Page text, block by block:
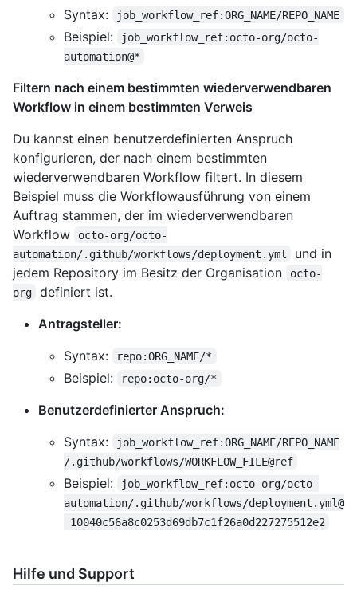
Syntax:
job_workflow_ref:ORG_NAME/REPO_NAME
Beispiel:
job_workflow_ref:octo-org/octo-
automation@*
Filtern nach einem bestimmten wiederverwendbaren
Workflow in einem bestimmten Verweis
Du kannst einen benutzerdefinierten Anspruch
konfigurieren, der nach einem bestimmten
wiederverwendbaren Workflow filtert. In diesem
Beispiel muss die Workflowausführung von einem
Auftrag stammen, der im wiederverwendbaren
Workflow
octo-org/octo-
automation/.github/workflows/deployment.yml
und in
jedem Repository im Besitz der Organisation
octo-
org
definiert ist.
Antragsteller:
Syntax:
repo:ORG_NAME/*
Beispiel: repo:octo-org/*
Benutzerdefinierter Anspruch:
Syntax:
job_workflow_ref:ORG_NAME/REPO_NAME
/.github/workflows/WORKFLOW_FILE@ref
Beispiel:
job_workflow_ref:octo-org/octo-
automation/.github/workflows/deployment.yml@
10040c56a8c0253d69db7c1f26a0d227275512e2
Hilfe und Support